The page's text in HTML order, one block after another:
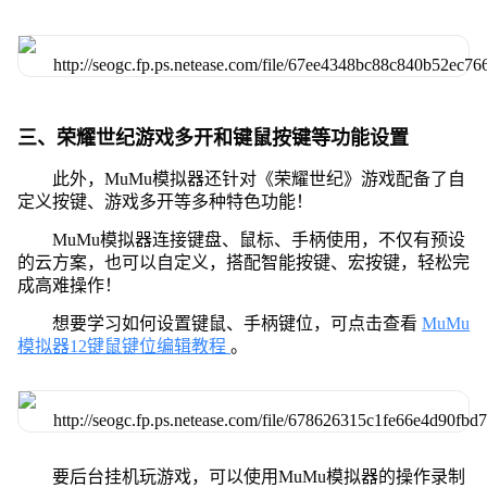
三、荣耀世纪游戏多开和键鼠按键等功能设置
此外，MuMu模拟器还针对《荣耀世纪》游戏配备了自
定义按键、游戏多开等多种特色功能！
MuMu模拟器连接键盘、鼠标、手柄使用，不仅有预设
的云方案，也可以自定义，搭配智能按键、宏按键，轻松完
成高难操作！
想要学习如何设置键鼠、手柄键位，可点击查看 MuMu
模拟器12键鼠键位编辑教程 。
要后台挂机玩游戏，可以使用MuMu模拟器的操作录制